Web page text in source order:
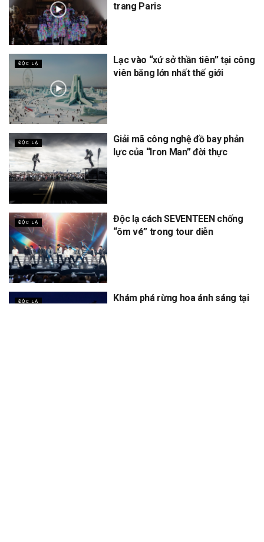
trang Paris
ĐỘC LẠ
Lạc vào “xứ sở thần tiên” tại công
viên băng lớn nhất thế giới
ĐỘC LẠ
Giải mã công nghệ đồ bay phản
lực của “Iron Man” đời thực
ĐỘC LẠ
Độc lạ cách SEVENTEEN chống
“ôm vé” trong tour diễn
ĐỘC LẠ
Khám phá rừng hoa ánh sáng tại